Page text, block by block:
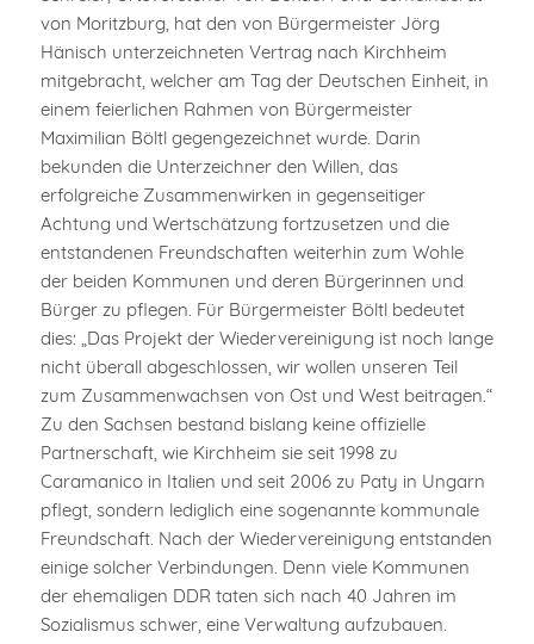
von Moritzburg, hat den von Bürgermeister Jörg
Hänisch unterzeichneten Vertrag nach Kirchheim
mitgebracht, welcher am Tag der Deutschen Einheit, in
einem feierlichen Rahmen von Bürgermeister
Maximilian Böltl gegengezeichnet wurde. Darin
bekunden die Unterzeichner den Willen, das
erfolgreiche Zusammenwirken in gegenseitiger
Achtung und Wertschätzung fortzusetzen und die
entstandenen Freundschaften weiterhin zum Wohle
der beiden Kommunen und deren Bürgerinnen und
Bürger zu pflegen. Für Bürgermeister Böltl bedeutet
dies: „Das Projekt der Wiedervereinigung ist noch lange
nicht überall abgeschlossen, wir wollen unseren Teil
zum Zusammenwachsen von Ost und West beitragen.“
Zu den Sachsen bestand bislang keine offizielle
Partnerschaft, wie Kirchheim sie seit 1998 zu
Caramanico in Italien und seit 2006 zu Paty in Ungarn
pflegt, sondern lediglich eine sogenannte kommunale
Freundschaft. Nach der Wiedervereinigung entstanden
einige solcher Verbindungen. Denn viele Kommunen
der ehemaligen DDR taten sich nach 40 Jahren im
Sozialismus schwer, eine Verwaltung aufzubauen.